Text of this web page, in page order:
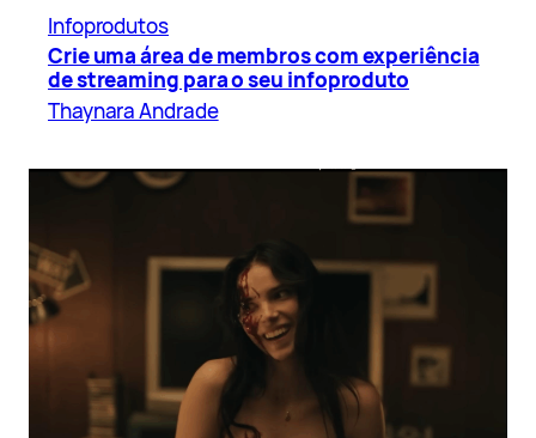
Infoprodutos
Crie uma área de membros com experiência
de streaming para o seu infoproduto
Thaynara Andrade